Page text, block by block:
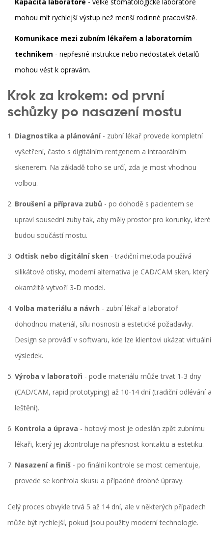
mohou mít rychlejší výstup než menší rodinné pracoviště.
Komunikace mezi zubním lékařem a laboratorním
technikem - nepřesné instrukce nebo nedostatek detailů
mohou vést k opravám.
Krok za krokem: od první
schůzky po nasazení mostu
Diagnostika a plánování- zubní lékař provede kompletní
vyšetření, často s digitálním rentgenem a intraorálním
skenerem. Na základě toho se určí, zda je most vhodnou
volbou.
Broušení a příprava zubů - po dohodě s pacientem se
upraví sousední zuby tak, aby měly prostor pro korunky, které
budou součástí mostu.
Odtisk nebo digitální sken - tradiční metoda používá
silikátové otisky, moderní alternativa je CAD/CAM sken, který
okamžitě vytvoří 3‑D model.
Volba materiálu a návrh - zubní lékař a laboratoř
dohodnou materiál, sílu nosnosti a estetické požadavky.
Design se provádí v softwaru, kde lze klientovi ukázat virtuální
výsledek.
Výroba v laboratoři - podle materiálu může trvat 1‑3 dny
(CAD/CAM, rapid prototyping) až 10‑14 dní (tradiční odlévání a
leštění).
Kontrola a úprava - hotový most je odeslán zpět zubnímu
lékaři, který jej zkontroluje na přesnost kontaktu a estetiku.
Nasazení a finiš - po finální kontrole se most cementuje,
provede se kontrola skusu a případné drobné úpravy.
Celý proces obvykle trvá 5 až 14 dní, ale v některých případech
může být rychlejší, pokud jsou použity moderní technologie.